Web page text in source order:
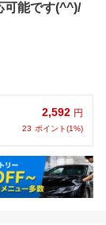
可能です(^^)/
2,592 円
23 ポイント(1%)